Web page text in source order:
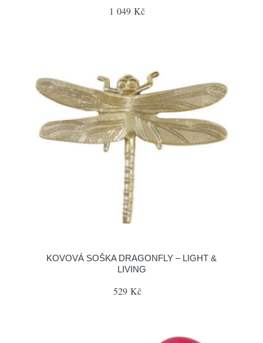
1 049 Kč
KOVOVÁ SOŠKA DRAGONFLY – LIGHT &
LIVING
529 Kč